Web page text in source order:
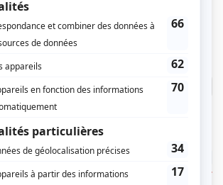
être connecté pour
avis.
Connectez-vous ici.
OFFRES